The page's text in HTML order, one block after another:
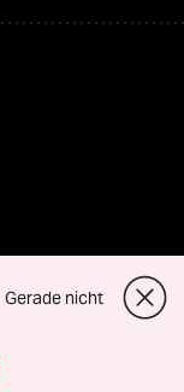
Gerade nicht